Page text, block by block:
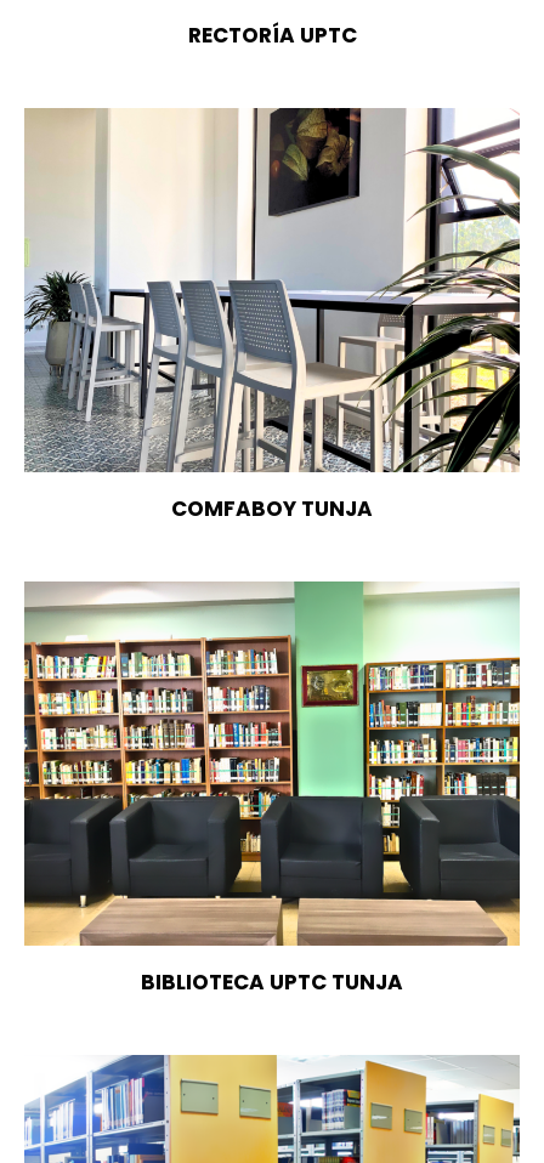
RECTORÍA UPTC
COMFABOY TUNJA
BIBLIOTECA UPTC TUNJA